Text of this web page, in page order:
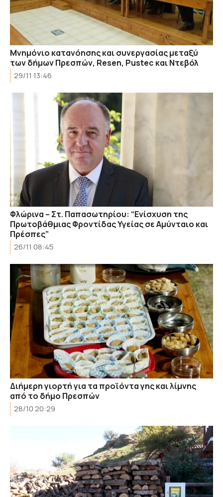
Μνημόνιο κατανόησης και συνεργασίας μεταξύ
των δήμων Πρεσπών, Resen, Pustec και Ντεβόλ
29/11 13:46
Φλώρινα – Στ. Παπασωτηρίου: “Ενίσχυση της
Πρωτοβάθμιας Φροντίδας Υγείας σε Αμύνταιο και
Πρέσπες”
26/11 08:45
Διήμερη γιορτή για τα προϊόντα γης και λίμνης
από το δήμο Πρεσπών
28/10 20:29